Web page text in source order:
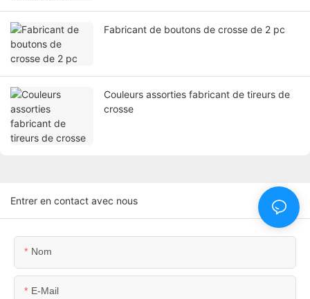
Fabricant de boutons de crosse de 2 pc
Couleurs assorties fabricant de tireurs de
crosse
Entrer en contact avec nous
Nom
E-Mail